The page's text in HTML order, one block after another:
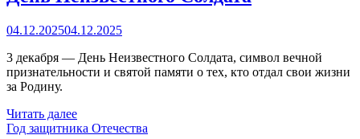
04.12.202504.12.2025
3 декабря — День Неизвестного Солдата, символ вечной
признательности и святой памяти о тех, кто отдал свои жизни
за Родину.
Читать далее
Год защитника Отечества